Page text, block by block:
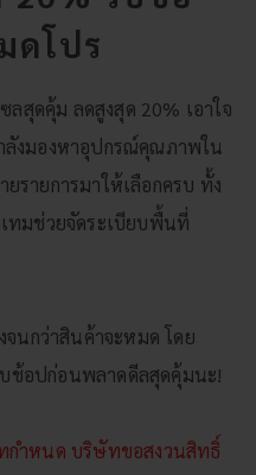
ดโปร
ลสุดคุ้ม ลดสูงสุด 20% เอาใจ
ลังมองหาอุปกรณ์คุณภาพใน
ายการมาให้เลือกครบ ทั้ง
ทมช่วยจัดระเบียบพื้นที่
จนกว่าสินค้าจะหมด โดย
ช้อปก่อนพลาดดีลสุดคุ้มนะ!
กำหนด บริษัทขอสงวนสิทธิ์